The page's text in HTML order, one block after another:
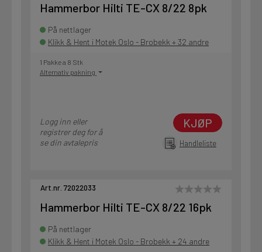
Hammerbor Hilti TE-CX 8/22 8pk
På nettlager
Klikk & Hent i Motek Oslo - Brobekk + 32 andre
1 Pakke a 8 Stk
Alternativ pakning
Logg inn eller
registrer deg for å
se din avtalepris
KJØP
Handleliste
Art.nr. 72022033
Hammerbor Hilti TE-CX 8/22 16pk
På nettlager
Klikk & Hent i Motek Oslo - Brobekk + 24 andre